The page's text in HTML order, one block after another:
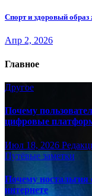
Спорт и здоровый
Апр 2, 2026
Главное
Другое
Почему
цифровые
Июл 18, 2026
Путёвые заметки
Почему
интернете